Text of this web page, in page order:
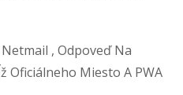
, Odpoveď Na
Oficiálneho Miesto A PWA